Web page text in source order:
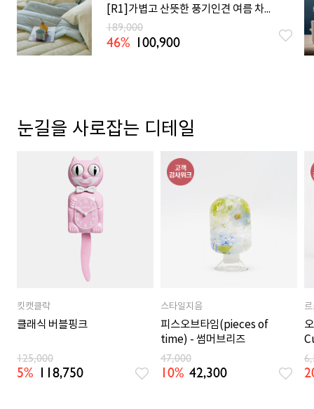
[R1]가볍고 산뜻한 풍기인견 여름 차렵이불 SS/Q 7컬러
189,000
46% 100,900
눈길을 사로잡는 디테일
킷캣클락
클래식 버블핑크
125,000
5% 118,750
스타일지음
피스오브타임(pieces of
time) - 썸머브리즈
47,000
10% 42,300